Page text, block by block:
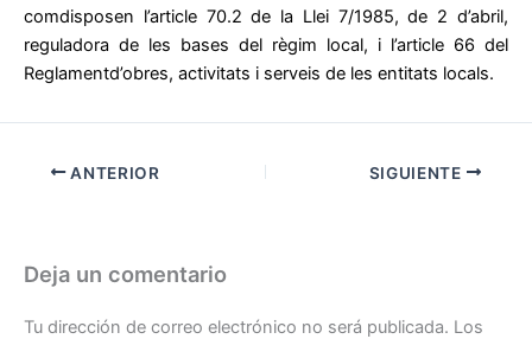
comdisposen l’article 70.2 de la Llei 7/1985, de 2 d’abril,
reguladora de les bases del règim local, i l’article 66 del
Reglamentd’obres, activitats i serveis de les entitats locals.
ANTERIOR SIGUIENTE
Deja un comentario
Tu dirección de correo electrónico no será publicada. Los